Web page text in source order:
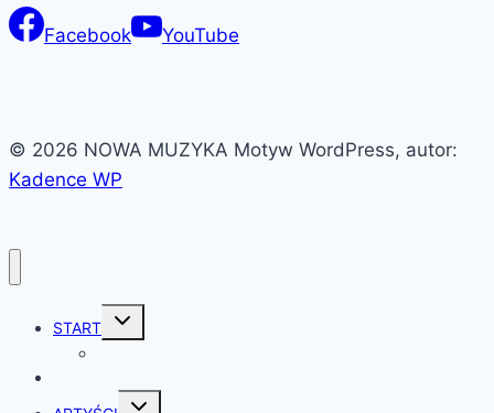
Facebook YouTube
© 2026 NOWA MUZYKA Motyw WordPress, autor:
Kadence WP
START
Przełącz
Przełącz